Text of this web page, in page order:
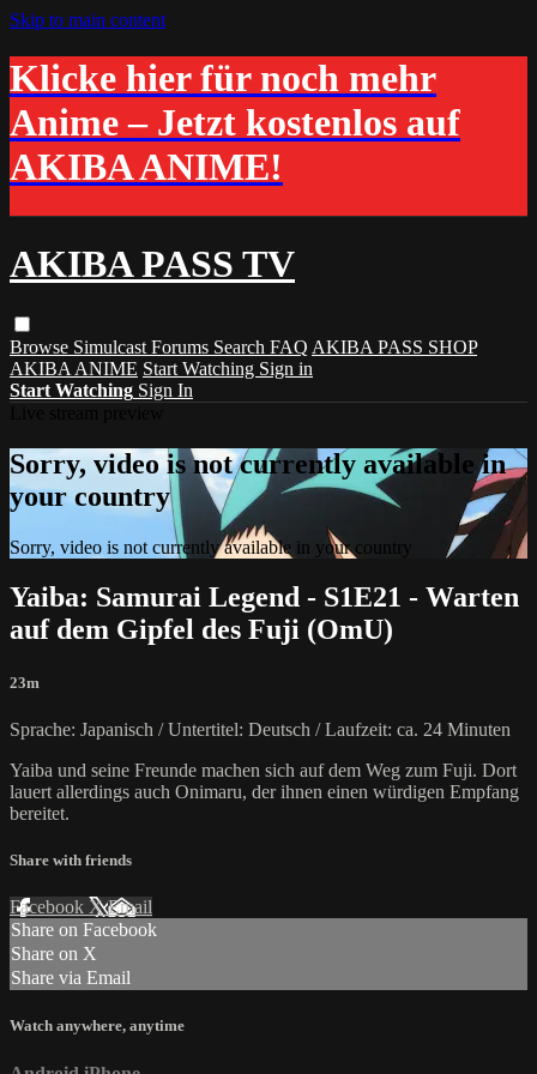
Skip to main content
Klicke hier für noch mehr
Anime – Jetzt kostenlos auf
AKIBA ANIME!
AKIBA PASS TV
Browse Simulcast Forums Search FAQ AKIBA PASS SHOP
AKIBA ANIME Start Watching Sign in
Start Watching Sign In
Sorry, video is not currently available in
your country
Sorry, video is not currently available in your country
Yaiba: Samurai Legend - S1E21 - Warten
auf dem Gipfel des Fuji (OmU)
23m
Sprache: Japanisch / Untertitel: Deutsch / Laufzeit: ca. 24 Minuten
Yaiba und seine Freunde machen sich auf dem Weg zum Fuji. Dort
lauert allerdings auch Onimaru, der ihnen einen würdigen Empfang
bereitet.
Share with friends
Facebook XEmail
Share on Facebook
Share on X
Share via Email
Watch anywhere, anytime